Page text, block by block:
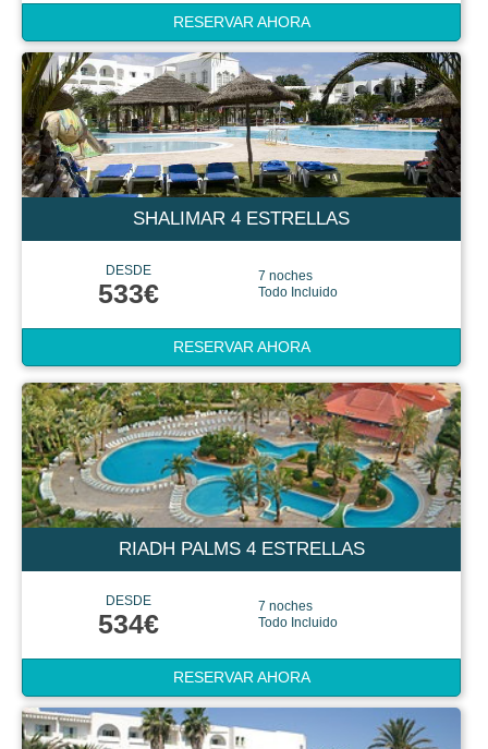
RESERVAR AHORA
SHALIMAR 4 ESTRELLAS
DESDE
533€
7 noches
Todo Incluido
RESERVAR AHORA
RIADH PALMS 4 ESTRELLAS
DESDE
534€
7 noches
Todo Incluido
RESERVAR AHORA